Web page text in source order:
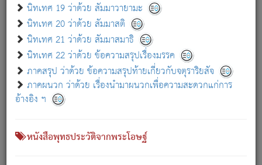
นิทเทศ 19 ว่าด้วย สัมมาวายามะ
นิทเทศ 20 ว่าด้วย สัมมาสติ
นิทเทศ 21 ว่าด้วย สัมมาสมาธิ
นิทเทศ 22 ว่าด้วย ข้อความสรุปเรื่องมรรค
ภาคสรุป ว่าด้วย ข้อความสรุปท้ายเกี่ยวกับจตุราริยสัจ
ภาคผนวก ว่าด้วย เรื่องนำมาผนวกเพื่อความสะดวกแก่การ
อ้างอิง ฯ
หนังสือพุทธประวัติจากพระโอษฐ์
หนังสือที่เกี่ยวข้อง